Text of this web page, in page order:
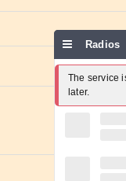
Radios
The service
later.